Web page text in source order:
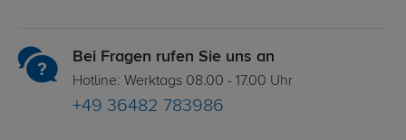
Bei Fragen rufen Sie uns an
Hotline: Werktags 08.00 - 17.00 Uhr
+49 36482 783986